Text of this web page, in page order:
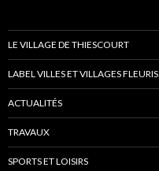
LE VILLAGE DE THIESCOURT
LABEL VILLES ET VILLAGES FLEURIS
ACTUALITÉS
TRAVAUX
SPORTS ET LOISIRS